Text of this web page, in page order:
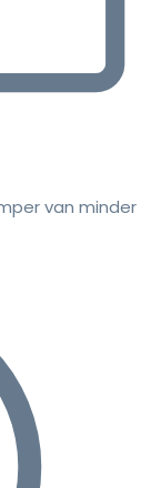
van minder